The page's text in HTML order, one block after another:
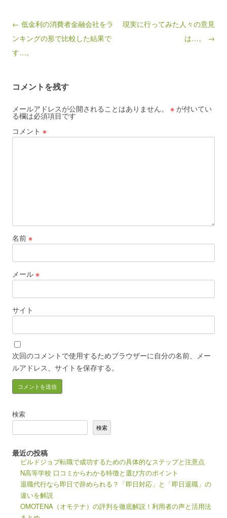
Post navigation
← 低金利の消費者金融会社をラ
ンキングの形で比較した結果で
す…。
現実に行ってみた人々の意見
は…。 →
コメントを残す
メールアドレスが公開されることはありません。 ※ が付いてい
る欄は必須項目です
コメント ※
名前 ※
メール ※
サイト
次回のコメントで使用するためブラウザーに自分の名前、メー
ルアドレス、サイトを保存する。
検索
検索
最近の投稿
ビルドジョブ転職で成功するための具体的なステップと注意点
N高等学校 口コミからわかる特徴と選び方のポイント
退職代行なら即日で辞められる？「即日対応」と「即日退職」の
違いを解説
OMOTENA（オモテナ）の評判を徹底解説！利用者の声と活用法